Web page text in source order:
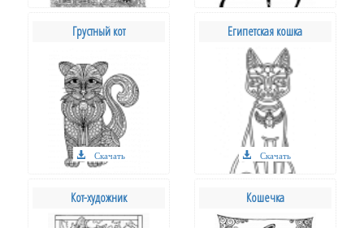
Грустный кот
Скачать
Египетская кошка
Скачать
Кот-художник Кошечка